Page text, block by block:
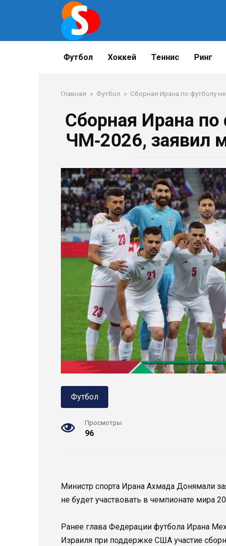
Футбол Хоккей Теннис Ринг
Главная » Футбол » Сборная Ирана по футболу
Сборная Ирана по
ЧМ‑2026, заявил
Футбол
Просмотры
96
Министр спорта Ирана Ахмада Донямали
не будет участвовать в чемпионате мира
Ранее глава Федерации футбола Ирана
Израиля при поддержке США участие